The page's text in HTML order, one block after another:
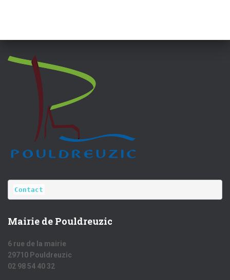
Contact
Mairie de Pouldreuzic
6 rue de la mairie
29710 Pouldreuzic
02 98 54 40 32